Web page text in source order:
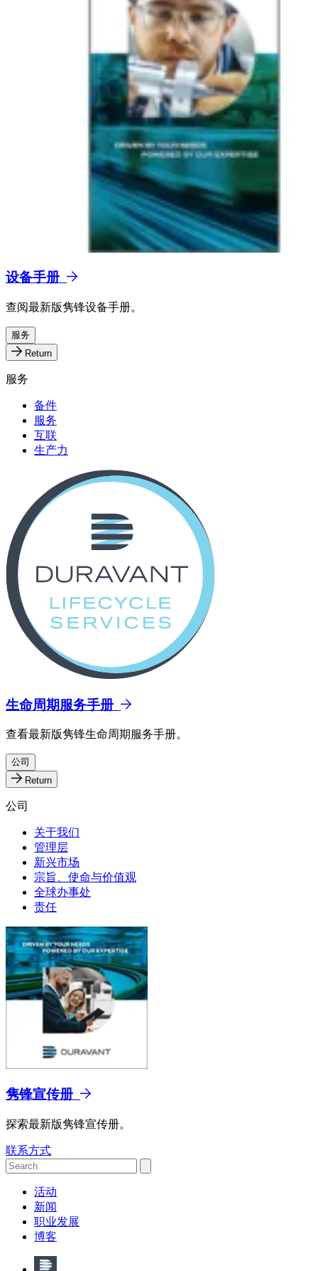
设备手册
查阅最新版隽锋设备手册。
服务
Return
服务
备件
服务
互联
生产力
生命周期服务手册
查看最新版隽锋生命周期服务手册。
公司
Return
公司
关于我们
管理层
新兴市场
宗旨、使命与价值观
全球办事处
责任
隽锋宣传册
探索最新版隽锋宣传册。
联系方式
活动
新闻
职业发展
博客